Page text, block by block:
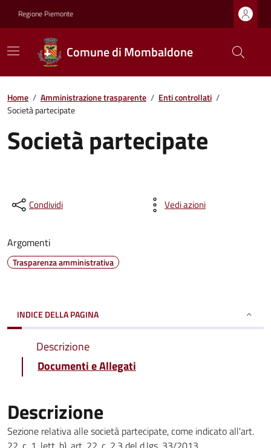
Regione Piemonte
Comune di Mombaldone
Home / Amministrazione trasparente / Enti controllati /
Società partecipate
Società partecipate
Condividi Vedi azioni
Argomenti
Trasparenza amministrativa
INDICE DELLA PAGINA
Descrizione
Documenti e Allegati
Descrizione
Sezione relativa alle società partecipate, come indicato all'art.